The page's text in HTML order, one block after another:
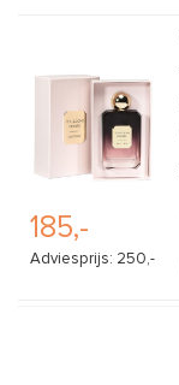
185,-
Adviesprijs: 250,-